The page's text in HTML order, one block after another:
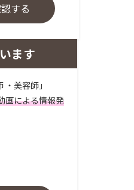
する
ます
美容師」
画による情報発